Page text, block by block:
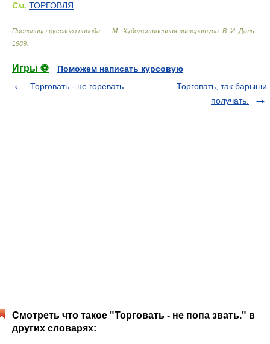
См. ТОРГОВЛЯ
Пословицы русского народа. — М.: Художественная литература В. И. Даль
1989
Игры ⚽
Поможем написать курсовую
Торговать - не горевать.
Торговать, так барыши
получать.
Смотреть что такое "Торговать - не попа звать." в
других словарях: